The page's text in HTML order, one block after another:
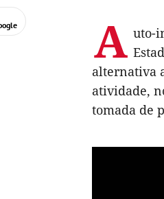
A uto-
alternativa
atividade,
tomada de